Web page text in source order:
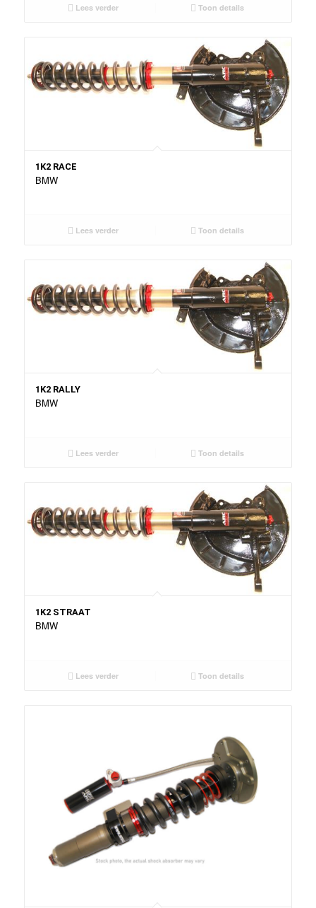
Lees verder Toon details
1K2 RACE
BMW
Lees verder Toon details
1K2 RALLY
BMW
Lees verder Toon details
1K2 STRAAT
BMW
Lees verder Toon details